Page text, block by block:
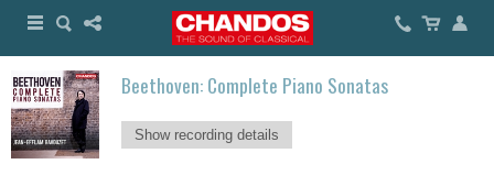
Beethoven: Complete Piano Sonatas
Show recording details